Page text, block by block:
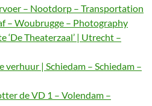
– Nootdorp – Transportation
– Woubrugge – Photography
Theaterzaal’ | Utrecht –
verhuur | Schiedam – Schiedam –
de VD 1 – Volendam –